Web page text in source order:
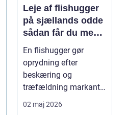
Leje af flishugger
på sjællands odde
sådan får du mest
ud af arbejdet
En flishugger gør
oprydning efter
beskæring og
træfældning markant
lettere. I stedet for at
bruge we...
02 maj 2026